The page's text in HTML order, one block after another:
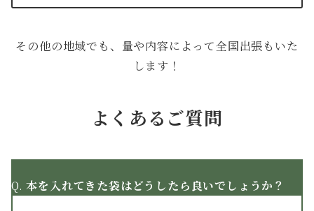
その他の地域でも、量や内容によって全国出張もいた
します！
よくあるご質問
Q.本を入れてきた袋はどうしたら良いでしょうか？